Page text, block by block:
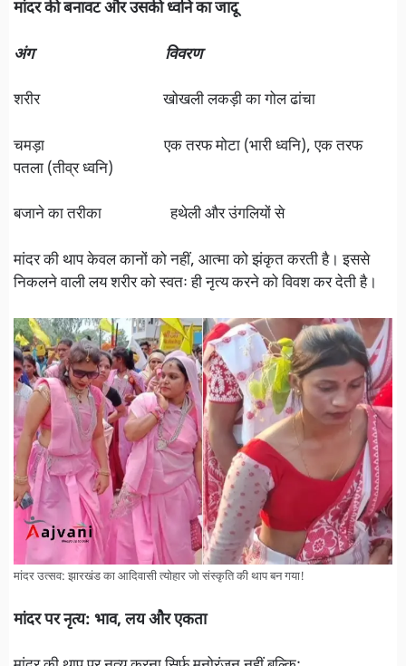
मांदर की बनावट और उसकी ध्वनि का जादू
अंग विवरण
शरीर खोखली लकड़ी का गोल ढांचा
चमड़ा एक तरफ मोटा (भारी ध्वनि), एक तरफ
पतला (तीव्र ध्वनि)
बजाने का तरीका हथेली और उंगलियों से
मांदर की थाप केवल कानों को नहीं, आत्मा को झंकृत करती है। इससे
निकलने वाली लय शरीर को स्वतः ही नृत्य करने को विवश कर देती है।
मांदर उत्सव: झारखंड का आदिवासी त्योहार जो संस्कृति की थाप बन गया!
मांदर पर नृत्य: भाव, लय और एकता